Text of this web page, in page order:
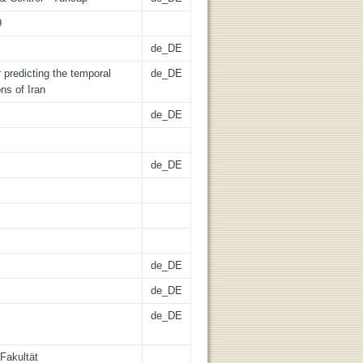
de_DE
the temporal
of Iran
de_DE
de_DE
de_DE
de_DE
de_DE
de_DE